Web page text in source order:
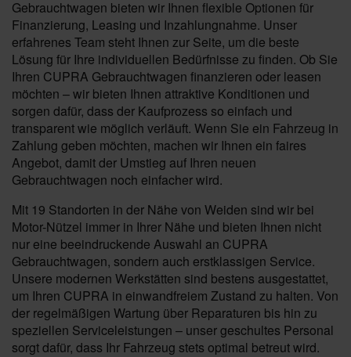
Gebrauchtwagen bieten wir Ihnen flexible Optionen für
Finanzierung, Leasing und Inzahlungnahme. Unser
erfahrenes Team steht Ihnen zur Seite, um die beste
Lösung für Ihre individuellen Bedürfnisse zu finden. Ob Sie
Ihren CUPRA Gebrauchtwagen finanzieren oder leasen
möchten – wir bieten Ihnen attraktive Konditionen und
sorgen dafür, dass der Kaufprozess so einfach und
transparent wie möglich verläuft. Wenn Sie ein Fahrzeug in
Zahlung geben möchten, machen wir Ihnen ein faires
Angebot, damit der Umstieg auf Ihren neuen
Gebrauchtwagen noch einfacher wird.
Mit 19 Standorten in der Nähe von Weiden sind wir bei
Motor-Nützel immer in Ihrer Nähe und bieten Ihnen nicht
nur eine beeindruckende Auswahl an CUPRA
Gebrauchtwagen, sondern auch erstklassigen Service.
Unsere modernen Werkstätten sind bestens ausgestattet,
um Ihren CUPRA in einwandfreiem Zustand zu halten. Von
der regelmäßigen Wartung über Reparaturen bis hin zu
speziellen Serviceleistungen – unser geschultes Personal
sorgt dafür, dass Ihr Fahrzeug stets optimal betreut wird.